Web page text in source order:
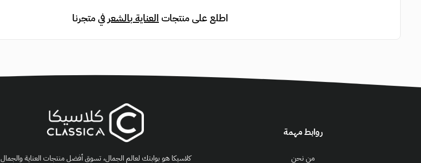
اطلع على منتجاتالعناية بالشعر في متجرنا
روابط مهمة
من نحن كلاسيكا هو بوابتك لعالم الجمال، تسوق أفضل منتجات العناية والجمال